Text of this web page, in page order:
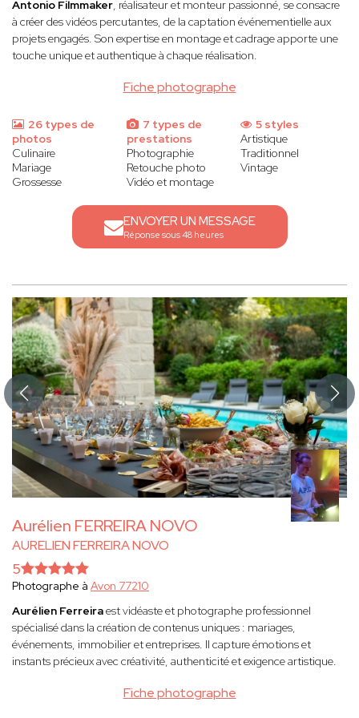
Fiche photographe
Antonio Filmmaker, réalisateur et monteur passionné, se consacre
à créer des vidéos percutantes, de la captation événementielle aux
projets engagés. Son expertise en montage et cadrage apporte une
touche unique et authentique à chaque réalisation.
26 types de
photos
Culinaire
Mariage
Grossesse
7 types de
prestations
Photographie
Retouche photo
Vidéo et montage
5 styles
Artistique
Traditionnel
Vintage
ENVOYER UN MESSAGE
Réponse sous 48 heures
Aurélien FERREIRA NOVO
AURELIEN FERREIRA NOVO
Fiche photographe
5
Photographe à Avon 77210
Aurélien Ferreiraest vidéaste et photographe professionnel
spécialisé dans la création de contenus uniques : mariages,
événements, immobilier et entreprises. Il capture émotions et
instants précieux avec créativité, authenticité et exigence artistique.